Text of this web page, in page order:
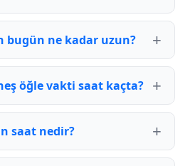
bugün ne kadar uzun?
öğle vakti saat kaçta?
saat nedir?